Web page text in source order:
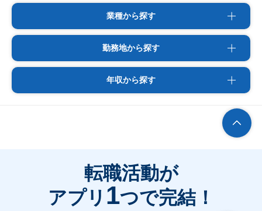
業種から探す
勤務地から探す
年収から探す
転職活動が
アプリ 1つで完結！